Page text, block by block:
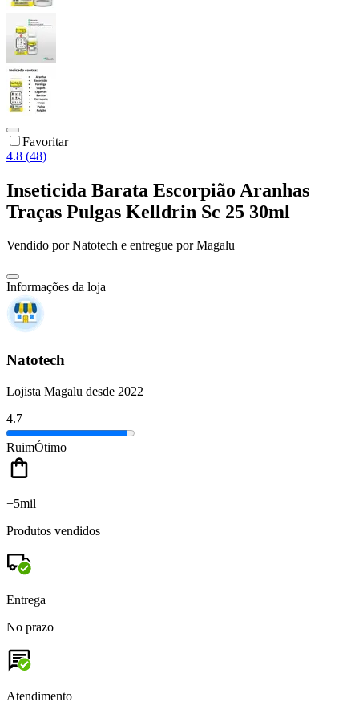
Favoritar
4.8 (48)
Inseticida Barata Escorpião Aranhas
Traças Pulgas Kelldrin Sc 25 30ml
Vendido porNatotech e entregue por Magalu
Informações da loja
Natotech
Lojista Magalu desde 2022
4.7
RuimÓtimo
+5mil
Produtos vendidos
Entrega
No prazo
Atendimento